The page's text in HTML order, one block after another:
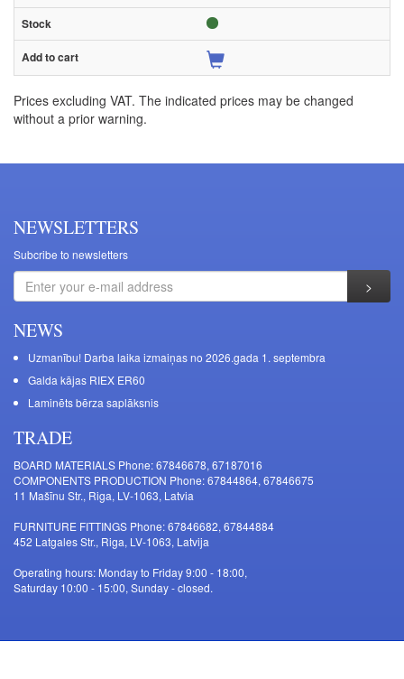
Prices excluding VAT. The indicated prices may be changed
without a prior warning.
NEWSLETTERS
Subcribe to newsletters
NEWS
Uzmanību! Darba laika izmaiņas no 2026.gada 1. septembra
Galda kājas RIEX ER60
Laminēts bērza saplāksnis
TRADE
BOARD MATERIALS Phone: 67846678, 67187016
COMPONENTS PRODUCTION Phone: 67844864, 67846675
11 Mašīnu Str., Riga, LV-1063, Latvia
FURNITURE FITTINGS Phone: 67846682, 67844884
452 Latgales Str., Riga, LV-1063, Latvija
Operating hours: Monday to Friday 9:00 - 18:00,
Saturday 10:00 - 15:00, Sunday - closed.